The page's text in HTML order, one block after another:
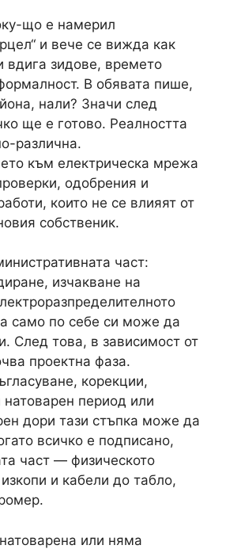
що е намерил
и вече се вижда как
вдига зидове, времето
В обявата пише,
нали? Значи след
ще е готово. Реалността
различна.
към електрическа мрежа
одобрения и
които не се влияят от
собственик.
част:
изчакване на
само по себе си може да
След това, в зависимост от
проектна фаза.
корекции,
период или
дори тази стъпка може да
всичко е подписано,
част — физическото
и кабели до табло,
или няма